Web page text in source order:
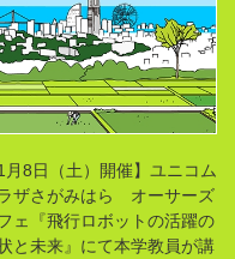
1月8日（土）開催】ユニコム
ザさがみはら オーサーズ
ェ『飛行ロボットの活躍の
と未来』にて本学教員が講